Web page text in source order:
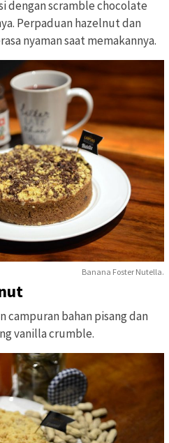
dengan scramble chocolate
Perpaduan hazelnut dan
nyaman saat memakannya.
Banana Foster Nutella.
campuran bahan pisang dan
vanilla crumble.